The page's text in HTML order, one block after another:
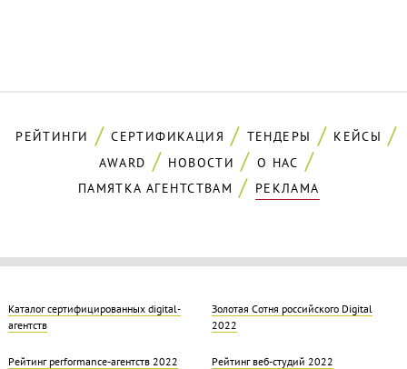
РЕЙТИНГИ СЕРТИФИКАЦИЯ ТЕНДЕРЫ
КЕЙСЫ
AWARD
НОВОСТИ
О НАС
ПАМЯТКА АГЕНТСТВАМ
РЕКЛАМА
Каталог сертифицированных digital-
агентств
Золотая Cотня российского Digital
2022
Рейтинг performance-агентств 2022 Рейтинг веб-студий 2022